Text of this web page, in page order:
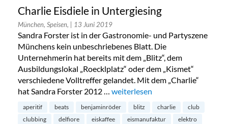
Charlie Eisdiele in Untergiesing
München, Speisen, | 13 Juni 2019
Sandra Forster ist in der Gastronomie- und Partyszene
Münchens kein unbeschriebenes Blatt. Die
Unternehmerin hat bereits mit dem „Blitz“, dem
Ausbildungslokal „Roecklplatz“ oder dem „Kismet“
verschiedene Volltreffer gelandet. Mit dem „Charlie“
hat Sandra Forster 2012 … „Charlie Eisdiele in Untergiesing“
weiterlesen
aperitif beats benjaminröder blitz charlie
club
clubbing
delfiore eiskaffee eismanufaktur
elektro